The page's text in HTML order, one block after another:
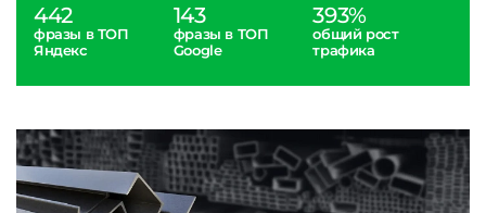
442
фразы в ТОП
Яндекс
143
фразы в ТОП
Google
393%
общий рост
трафика